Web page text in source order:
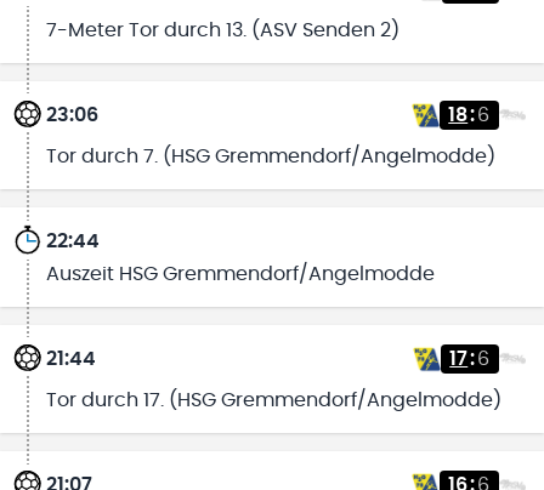
7-Meter Tor durch 13. (ASV Senden 2)
23:06 18:6
Tor durch 7. (HSG Gremmendorf/Angelmodde)
22:44
Auszeit HSG Gremmendorf/Angelmodde
21:44 17:6
Tor durch 17. (HSG Gremmendorf/Angelmodde)
21:07 16:6